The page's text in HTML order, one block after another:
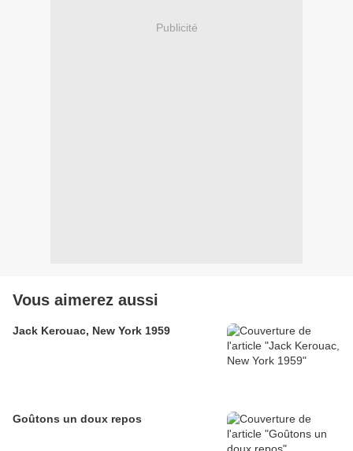
Publicité
Vous aimerez aussi
Jack Kerouac, New York 1959
Goûtons un doux repos